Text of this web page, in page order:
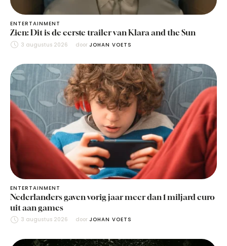
ENTERTAINMENT
Zien: Dit is de eerste trailer van Klara and the Sun
3 augustus 2026 door JOHAN VOETS
ENTERTAINMENT
Nederlanders gaven vorig jaar meer dan 1 miljard euro
uit aan games
3 augustus 2026 door JOHAN VOETS